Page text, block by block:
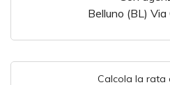
Belluno (BL)
Calcola la rata